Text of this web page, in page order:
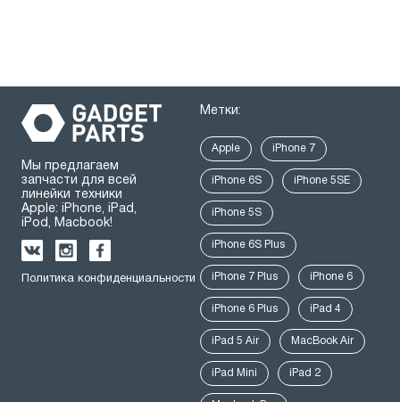
Мы предлагаем
запчасти для всей
линейки техники
Apple: iPhone, iPad,
iPod, Macbook!
Политика конфиденциальности
Метки:
Apple iPhone 7
iPhone 6S iPhone 5SE
iPhone 5S
iPhone 6S Plus
iPhone 7 Plus iPhone 6
iPhone 6 Plus iPad 4
iPad 5 Air MacBook Air
iPad Mini iPad 2